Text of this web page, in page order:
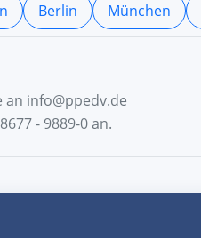
Berlin München
an info@ppedv.de
- 9889-0 an.